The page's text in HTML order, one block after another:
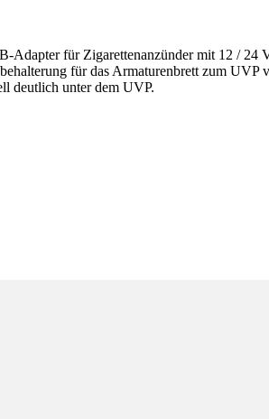
für Zigarettenanzünder mit 12 / 24
für das Armaturenbrett zum UVP
deutlich unter dem UVP.